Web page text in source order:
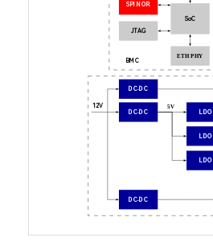
SoC
SPI NOR
DC-DC
DC-DC
DC-DC
LDO
LDO
LDO
12V 5V
ETH PHY
JTAG
BMC